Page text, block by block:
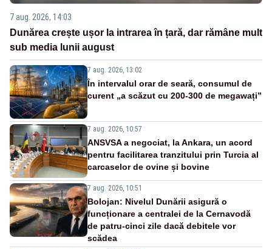
7 aug. 2026, 14:03
Dunărea crește ușor la intrarea în țară, dar rămâne mult
sub media lunii august
7 aug. 2026, 13:02
În intervalul orar de seară, consumul de
curent „a scăzut cu 200-300 de megawați”
7 aug. 2026, 10:57
ANSVSA a negociat, la Ankara, un acord
pentru facilitarea tranzitului prin Turcia al
carcaselor de ovine și bovine
7 aug. 2026, 10:51
Bolojan: Nivelul Dunării asigură o
funcționare a centralei de la Cernavodă
de patru-cinci zile dacă debitele vor
scădea